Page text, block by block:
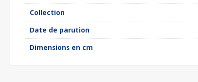
Collection
Date de parution
Dimensions en cm